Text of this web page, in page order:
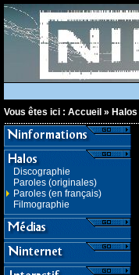
Vous êtes ici : Accueil » Halos
Discographie
Paroles (originales)
Paroles (en français)
Filmographie